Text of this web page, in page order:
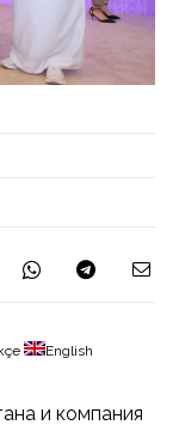
English
и компания